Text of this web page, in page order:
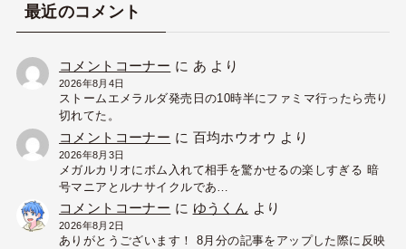
ブ
最近のコメント
コメントコーナー に あ より
2026年8月4日
ストームエメラルダ発売日の10時半にファミマ行ったら売り
切れてた。
コメントコーナー に 百均ホウオウ より
2026年8月3日
メガルカリオにボム入れて相手を驚かせるの楽しすぎる 暗
号マニアとルナサイクルであ…
コメントコーナー に ゆうくん より
2026年8月2日
ありがとうございます！ 8月分の記事をアップした際に反映